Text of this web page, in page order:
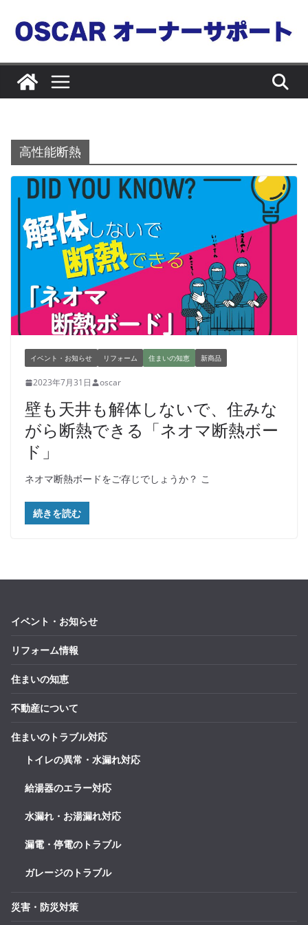
ン
高性能断熱
イベント・お知らせ リフォーム 住まいの知恵 新商品
2023年7月31日 oscar
壁も天井も解体しないで、住みな
がら断熱できる「ネオマ断熱ボー
ド」
ネオマ断熱ボードをご存じでしょうか？ こ
続きを読む
イベント・お知らせ
リフォーム情報
住まいの知恵
不動産について
住まいのトラブル対応
トイレの異常・水漏れ対応
給湯器のエラー対応
水漏れ・お湯漏れ対応
漏電・停電のトラブル
ガレージのトラブル
災害・防災対策